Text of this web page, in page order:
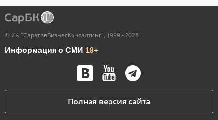
© ИА "СаратовБизнесКонсалтинг", 1999 - 2026
Информация о СМИ 18+
Полная версия сайта